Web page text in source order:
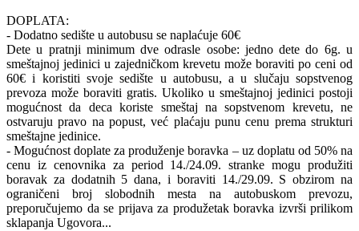
DOPLATA:
- Dodatno sedište u autobusu se naplaćuje 60€
Dete u pratnji minimum dve odrasle osobe: jedno dete do 6g. u
smeštajnoj jedinici u zajedničkom krevetu može boraviti po ceni od
60€ i koristiti svoje sedište u autobusu, a u slučaju sopstvenog
prevoza može boraviti gratis. Ukoliko u smeštajnoj jedinici postoji
mogućnost da deca koriste smeštaj na sopstvenom krevetu, ne
ostvaruju pravo na popust, već plaćaju punu cenu prema strukturi
smeštajne jedinice.
- Mogućnost doplate za produženje boravka – uz doplatu od 50% na
cenu iz cenovnika za period 14./24.09. stranke mogu produžiti
boravak za dodatnih 5 dana, i boraviti 14./29.09. S obzirom na
ograničeni broj slobodnih mesta na autobuskom prevozu,
preporučujemo da se prijava za produžetak boravka izvrši prilikom
sklapanja Ugovora...